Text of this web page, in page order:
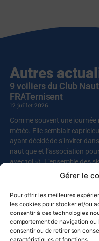
Gérer le
Pour offrir les meilleures
les cookies pour stocker et/ou
consentir à ces technologies
comportement de navigation ou
consentir ou de retirer son
caractéristiques et fonctions.
Autres
9 voiliers du Club
FRATernisent
12 juillet 2026
Comme souvent une journée
météo. Elle semblait
ayant décidé de s’inviter
nautique et l’association
avec toi »). L’ensemble des
rapidement, pour profiter de
près de cinquante
en parcours d’insertion.
et gilets
Lire la suite